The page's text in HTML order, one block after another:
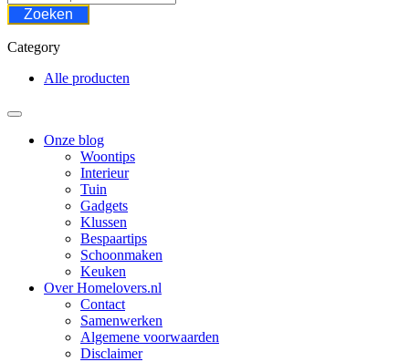
Zoeken
Category
Alle producten
Onze blog
Woontips
Interieur
Tuin
Gadgets
Klussen
Bespaartips
Schoonmaken
Keuken
Over Homelovers.nl
Contact
Samenwerken
Algemene voorwaarden
Disclaimer